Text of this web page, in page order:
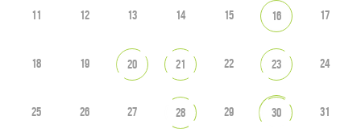
11 12 13 14 15 16 17
18 19 20 21 22 23 24
25 26 27 28 29 30 31